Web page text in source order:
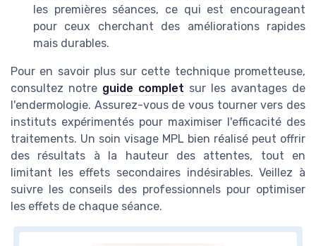
les premières séances, ce qui est encourageant
pour ceux cherchant des améliorations rapides
mais durables.
Pour en savoir plus sur cette technique prometteuse,
consultez notre guide complet sur les avantages de
l'endermologie. Assurez-vous de vous tourner vers des
instituts expérimentés pour maximiser l'efficacité des
traitements. Un soin visage MPL bien réalisé peut offrir
des résultats à la hauteur des attentes, tout en
limitant les effets secondaires indésirables. Veillez à
suivre les conseils des professionnels pour optimiser
les effets de chaque séance.